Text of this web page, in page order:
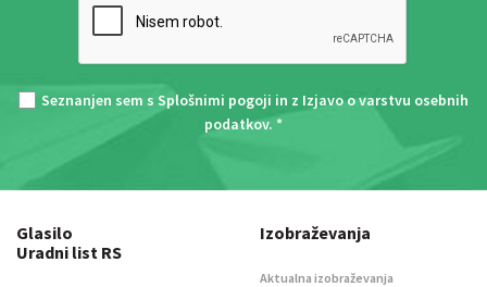
Seznanjen sem s Splošnimi pogoji in z Izjavo o varstvu osebnih
podatkov. *
Glasilo
Uradni list RS
Izobraževanja
Aktualna izobraževanja